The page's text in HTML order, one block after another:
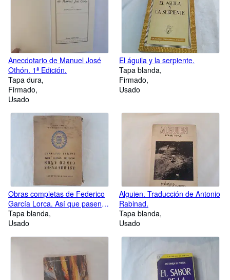
Anecdotario de Manuel José
Othón. 1ª Edición.
Tapa dura
Firmado
Usado
El águila y la serpiente.
Tapa blanda
Firmado
Usado
Obras completas de Federico
García Lorca. Así que pasen
cinco años. Diván de Tamarít.
Odas. Poemas póstumos.
Tapa blanda
Usado
Alguien. Traducción de Antonio
Rabinad.
Tapa blanda
Usado